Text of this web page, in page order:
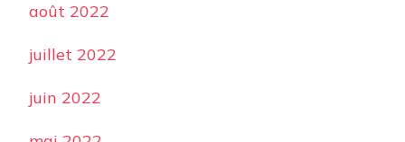
août 2022
juillet 2022
juin 2022